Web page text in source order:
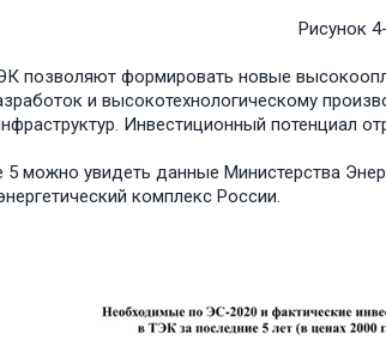
Рисунок
позволяют формировать новые
и высокотехнологическому
Инвестиционный потенциал
5 можно увидеть данные Министерства
комплекс России.